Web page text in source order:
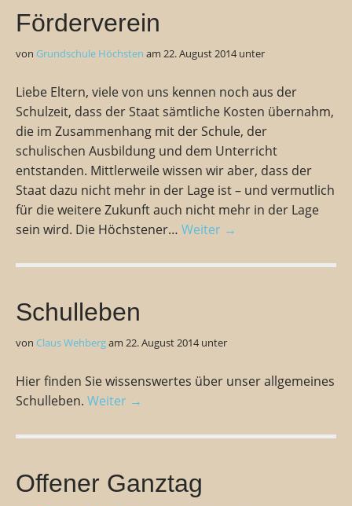
Förderverein
von Grundschule Höchsten am 22. August 2014unter
Liebe Eltern, viele von uns kennen noch aus der
Schulzeit, dass der Staat sämtliche Kosten übernahm,
die im Zusammenhang mit der Schule, der
schulischen Ausbildung und dem Unterricht
entstanden. Mittlerweile wissen wir aber, dass der
Staat dazu nicht mehr in der Lage ist – und vermutlich
für die weitere Zukunft auch nicht mehr in der Lage
sein wird. Die Höchstener… Weiter →
Schulleben
von Claus Wehbergam 22. August 2014unter
Hier finden Sie wissenswertes über unser allgemeines
Schulleben. Weiter →
Offener Ganztag